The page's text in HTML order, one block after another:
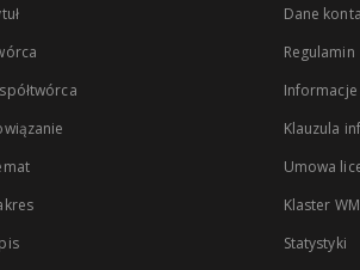
Dane
Regulamin
Klauzula
Umowa
Klaster
Statystyki